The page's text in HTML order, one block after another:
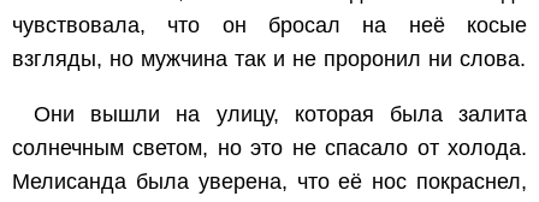
чувствовала, что он бросал на неё косые
взгляды, но мужчина так и не проронил ни слова.
Они вышли на улицу, которая была залита
солнечным светом, но это не спасало от холода.
Мелисанда была уверена, что её нос покраснел,